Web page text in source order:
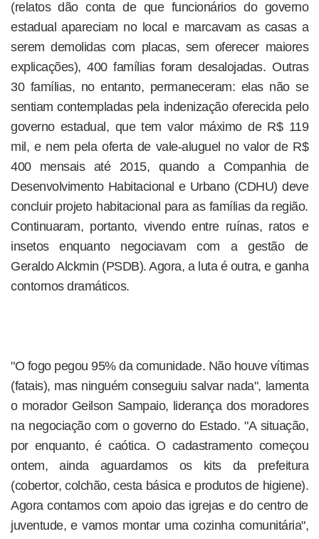
(relatos dão conta de que funcionários do governo
estadual apareciam no local e marcavam as casas a
serem demolidas com placas, sem oferecer maiores
explicações), 400 famílias foram desalojadas. Outras
30 famílias, no entanto, permaneceram: elas não se
sentiam contempladas pela indenização oferecida pelo
governo estadual, que tem valor máximo de R$ 119
mil, e nem pela oferta de vale-aluguel no valor de R$
400 mensais até 2015, quando a Companhia de
Desenvolvimento Habitacional e Urbano (CDHU) deve
concluir projeto habitacional para as famílias da região.
Continuaram, portanto, vivendo entre ruínas, ratos e
insetos enquanto negociavam com a gestão de
Geraldo Alckmin (PSDB). Agora, a luta é outra, e ganha
contornos dramáticos.
"O fogo pegou 95% da comunidade. Não houve vítimas
(fatais), mas ninguém conseguiu salvar nada", lamenta
o morador Geilson Sampaio, liderança dos moradores
na negociação com o governo do Estado. "A situação,
por enquanto, é caótica. O cadastramento começou
ontem, ainda aguardamos os kits da prefeitura
(cobertor, colchão, cesta básica e produtos de higiene).
Agora contamos com apoio das igrejas e do centro de
juventude, e vamos montar uma cozinha comunitária",